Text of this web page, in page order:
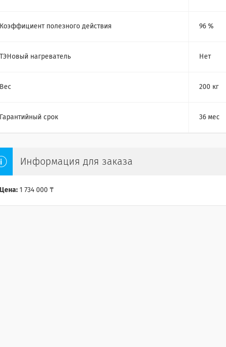
Коэффициент полезного действия 96 %
ТЭНовый нагреватель Нет
Вес 200 кг
Гарантийный срок 36 мес
Информация для заказа
Цена: 1 734 000 ₸